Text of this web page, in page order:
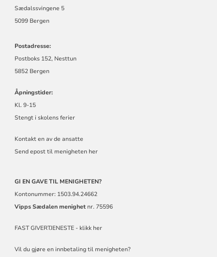
Sædalssvingene 5
5099 Bergen
Postadresse:
Postboks 152, Nesttun
5852 Bergen
Åpningstider:
Kl. 9-15
Stengt i skolens ferier
Kontakt en av de ansatte
Send epost til menigheten her
GI EN GAVE TIL MENIGHETEN?
Kontonummer: 1503.94.24662
Vipps Sædalen menighet nr. 75596
FAST GIVERTJENESTE - klikk her
Vil du gjøre en innbetaling til menigheten?